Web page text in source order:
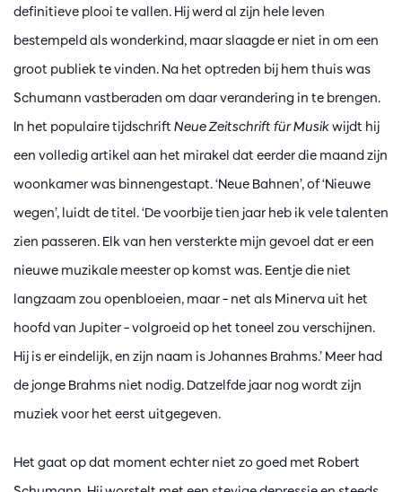
definitieve plooi te vallen. Hij werd al zijn hele leven
bestempeld als wonderkind, maar slaagde er niet in om een
groot publiek te vinden. Na het optreden bij hem thuis was
Schumann vastberaden om daar verandering in te brengen.
In het populaire tijdschrift Neue Zeitschrift für Musikwijdt hij
een volledig artikel aan het mirakel dat eerder die maand zijn
woonkamer was binnengestapt. ‘Neue Bahnen’, of ‘Nieuwe
wegen’, luidt de titel. ‘De voorbije tien jaar heb ik vele talenten
zien passeren. Elk van hen versterkte mijn gevoel dat er een
nieuwe muzikale meester op komst was. Eentje die niet
langzaam zou openbloeien, maar – net als Minerva uit het
hoofd van Jupiter – volgroeid op het toneel zou verschijnen.
Hij is er eindelijk, en zijn naam is Johannes Brahms.’ Meer had
de jonge Brahms niet nodig. Datzelfde jaar nog wordt zijn
muziek voor het eerst uitgegeven.
Het gaat op dat moment echter niet zo goed met Robert